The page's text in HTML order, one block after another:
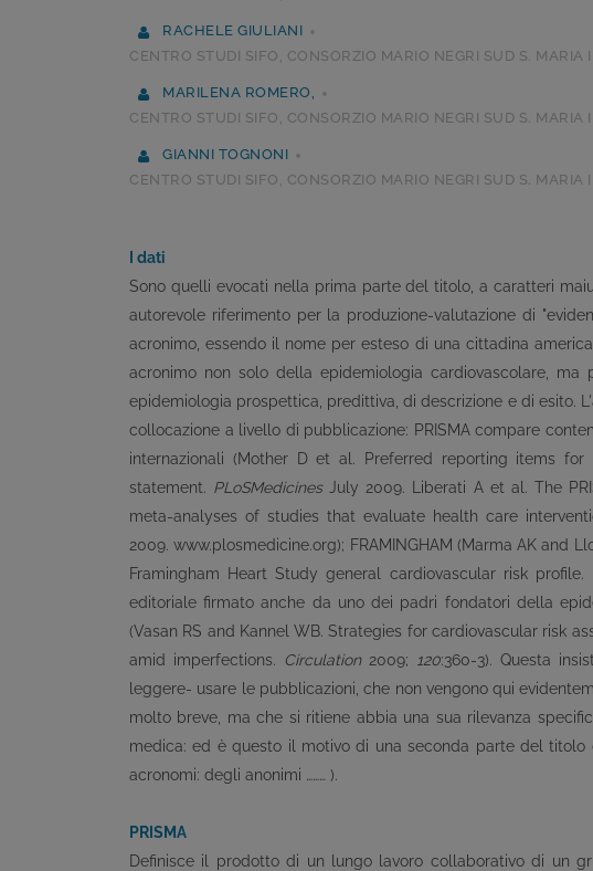
RACHELE GIULIANI
CENTRO STUDI SIFO, CONSORZIO MARIO NEGRI SUD S. MARIA
MARILENA ROMERO,
CENTRO STUDI SIFO, CONSORZIO MARIO NEGRI SUD S. MARIA
GIANNI TOGNONI
CENTRO STUDI SIFO, CONSORZIO MARIO NEGRI SUD S. MARIA
I dati
Sono quelli evocati nella prima parte del titolo, a caratteri
autorevole riferimento per la produzione-valutazione di
acronimo, essendo il nome per esteso di una cittadina
acronimo non solo della epidemiologia cardiovascolare,
epidemiologia prospettica, predittiva, di descrizione e di esito.
collocazione a livello di pubblicazione: PRISMA compare
internazionali (Mother D et al. Preferred reporting items for
statement. PLoSMedicines July 2009. Liberati A et al. The
meta-analyses of studies that evaluate health care
2009. www.plosmedicine.org); FRAMINGHAM (Marma AK and
Framingham Heart Study general cardiovascular risk profile.
editoriale firmato anche da uno dei padri fondatori della
(Vasan RS and Kannel WB. Strategies for cardiovascular risk
amid imperfections. Circulation2009; 120:360-3). Questa
leggere- usare le pubblicazioni, che non vengono qui
molto breve, ma che si ritiene abbia una sua rilevanza
medica: ed è questo il motivo di una seconda parte del
acronomi: degli anonimi ……… ).
PRISMA
Definisce il prodotto di un lungo lavoro collaborativo di un